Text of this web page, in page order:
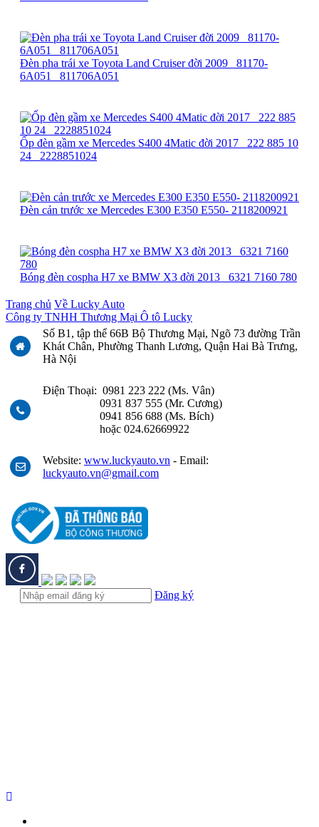
Đèn pha trái xe Toyota Land Cruiser đời 2009_ 81170-
6A051_ 811706A051
Ốp đèn gầm xe Mercedes S400 4Matic đời 2017_ 222 885 10
24_ 2228851024
Đèn cản trước xe Mercedes E300 E350 E550- 2118200921
Bóng đèn cospha H7 xe BMW X3 đời 2013_ 6321 7160 780
Trang chủ Về Lucky Auto
Công ty TNHH Thương Mại Ô tô Lucky
Số B1, tập thể 66B Bộ Thương Mại, Ngõ 73 đường Trần
Khát Chân, Phường Thanh Lương, Quận Hai Bà Trưng,
Hà Nội
Điện Thoại: 0981 223 222 (Ms. Vân)
0931 837 555 (Mr. Cương)
0941 856 688 (Ms. Bích)
hoặc 024.62669922
Website: www.luckyauto.vn - Email:
luckyauto.vn@gmail.com
Đăng ký